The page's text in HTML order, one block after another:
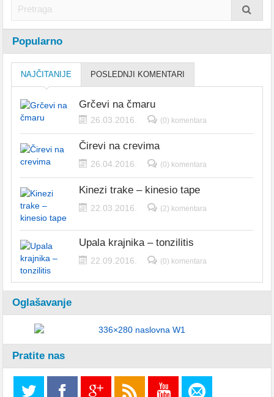
Popularno
NAJČITANIJE POSLEDNJI KOMENTARI
Grčevi na čmaru
26.03.2016. (0) komentara
Čirevi na crevima
26.04.2016. (0) komentara
Kinezi trake – kinesio tape
22.03.2016. (2) komentara
Upala krajnika – tonzilitis
22.09.2016. (0) komentara
Oglašavanje
Pratite nas